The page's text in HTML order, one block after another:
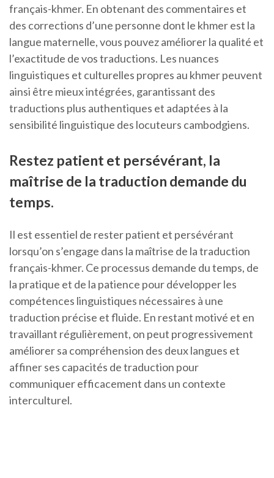
français-khmer. En obtenant des commentaires et
des corrections d’une personne dont le khmer est la
langue maternelle, vous pouvez améliorer la qualité et
l’exactitude de vos traductions. Les nuances
linguistiques et culturelles propres au khmer peuvent
ainsi être mieux intégrées, garantissant des
traductions plus authentiques et adaptées à la
sensibilité linguistique des locuteurs cambodgiens.
Restez patient et persévérant, la
maîtrise de la traduction demande du
temps.
Il est essentiel de rester patient et persévérant
lorsqu’on s’engage dans la maîtrise de la traduction
français-khmer. Ce processus demande du temps, de
la pratique et de la patience pour développer les
compétences linguistiques nécessaires à une
traduction précise et fluide. En restant motivé et en
travaillant régulièrement, on peut progressivement
améliorer sa compréhension des deux langues et
affiner ses capacités de traduction pour
communiquer efficacement dans un contexte
interculturel.